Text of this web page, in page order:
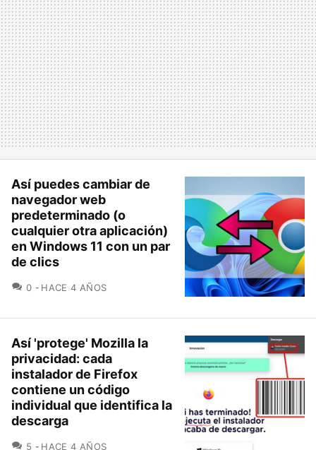
Así puedes cambiar de
navegador web
predeterminado (o
cualquier otra aplicación)
en Windows 11 con un par
de clics
0 COMENTARIOS
HACE 4 AÑOS
Así 'protege' Mozilla la
privacidad: cada
instalador de Firefox
contiene un código
individual que identifica la
descarga
5 COMENTARIOS
HACE 4 AÑOS